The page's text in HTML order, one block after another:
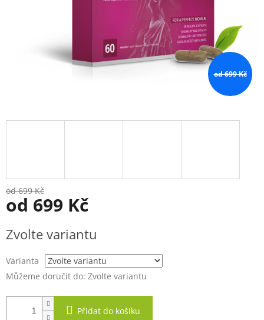
od 699 Kč
od 699 Kč
od 699 Kč
cena:
Zvolte variantu
Varianta
Můžeme doručit do: Zvolte variantu
Přidat do košíku